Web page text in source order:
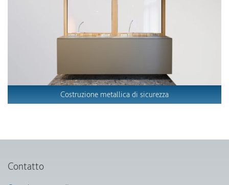
Costruzione metallica di sicurezza
Contatto